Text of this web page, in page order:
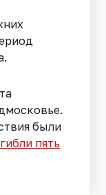
были
пять